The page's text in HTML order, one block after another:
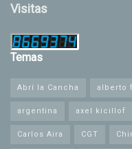
Visitas
Temas
Abrí la Cancha alberto
argentina axel kicillof
Carlos Aira CGT